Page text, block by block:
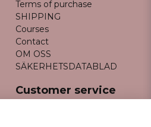
Terms of purchase
SHIPPING
Courses
Contact
OM OSS
SÄKERHETSDATABLAD
Customer service